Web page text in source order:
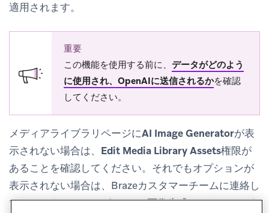
適用されます。
重要
この機能を使用する前に、 データがどのよう
に使用され、OpenAIに送信されるかを確認
してください。
メディアライブラリページにAI Image Generatorが表
示されない場合は、 Edit Media Library Assets権限が
あることを確認してください。それでもオプションが
表示されない場合は、Brazeカスタマーチームに連絡し
て、ワークスペースがBrazeAI画像生成にアクセスでき